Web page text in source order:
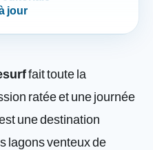
jour
fait toute la
ratée et une journée
une destination
lagons venteux de